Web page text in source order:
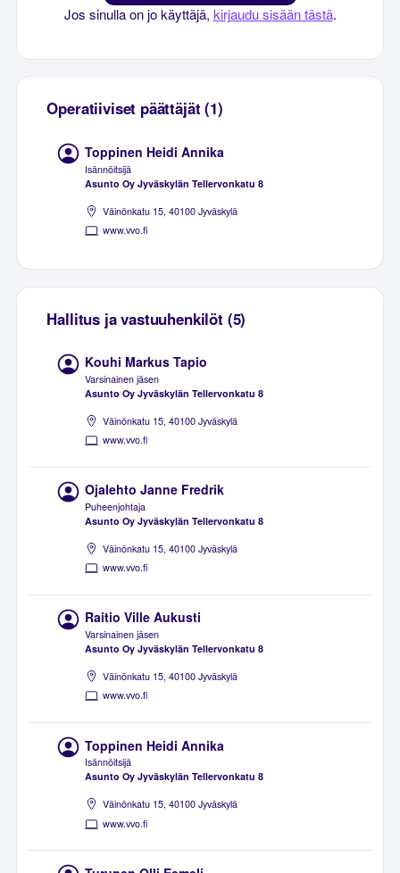
Jos sinulla on jo käyttäjä, kirjaudu sisään tästä.
Operatiiviset päättäjät (1)
Toppinen Heidi Annika
Isännöitsijä
Asunto Oy Jyväskylän Tellervonkatu 8
Väinönkatu 15, 40100 Jyväskylä
www.vvo.fi
Hallitus ja vastuuhenkilöt (5)
Kouhi Markus Tapio
Varsinainen jäsen
Asunto Oy Jyväskylän Tellervonkatu 8
Väinönkatu 15, 40100 Jyväskylä
www.vvo.fi
Ojalehto Janne Fredrik
Puheenjohtaja
Asunto Oy Jyväskylän Tellervonkatu 8
Väinönkatu 15, 40100 Jyväskylä
www.vvo.fi
Raitio Ville Aukusti
Varsinainen jäsen
Asunto Oy Jyväskylän Tellervonkatu 8
Väinönkatu 15, 40100 Jyväskylä
www.vvo.fi
Toppinen Heidi Annika
Isännöitsijä
Asunto Oy Jyväskylän Tellervonkatu 8
Väinönkatu 15, 40100 Jyväskylä
www.vvo.fi